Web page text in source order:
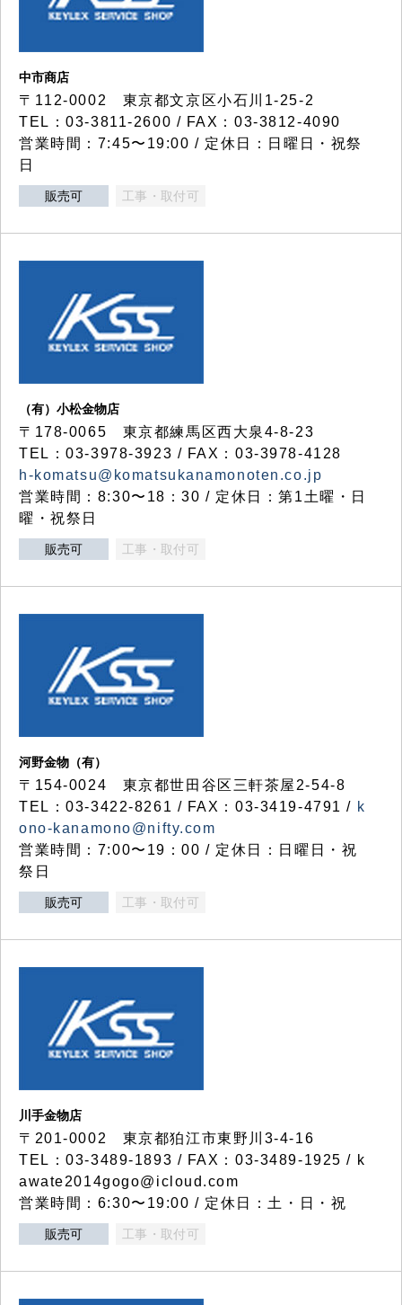
中市商店
〒112-0002 東京都文京区小石川1-25-2
TEL：03-3811-2600 / FAX：03-3812-4090
営業時間：7:45〜19:00 / 定休日：日曜日・祝祭
日
販売可 工事・取付可
（有）小松金物店
〒178-0065 東京都練馬区西大泉4-8-23
TEL：03-3978-3923 / FAX：03-3978-4128
h-komatsu@komatsukanamonoten.co.jp
営業時間：8:30〜18：30 / 定休日：第1土曜・日
曜・祝祭日
販売可 工事・取付可
河野金物（有）
〒154-0024 東京都世田谷区三軒茶屋2-54-8
TEL：03-3422-8261 / FAX：03-3419-4791 / k
ono-kanamono@nifty.com
営業時間：7:00〜19：00 / 定休日：日曜日・祝
祭日
販売可 工事・取付可
川手金物店
〒201-0002 東京都狛江市東野川3-4-16
TEL：03-3489-1893 / FAX：03-3489-1925 / k
awate2014gogo@icloud.com
営業時間：6:30〜19:00 / 定休日：土・日・祝
販売可 工事・取付可